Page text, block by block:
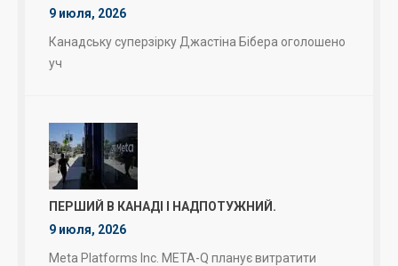
9 июля, 2026
Канадську суперзірку Джастіна Бібера оголошено
уч
ПЕРШИЙ В КАНАДІ І НАДПОТУЖНИЙ.
9 июля, 2026
Meta Platforms Inc. META-Q планує витратити